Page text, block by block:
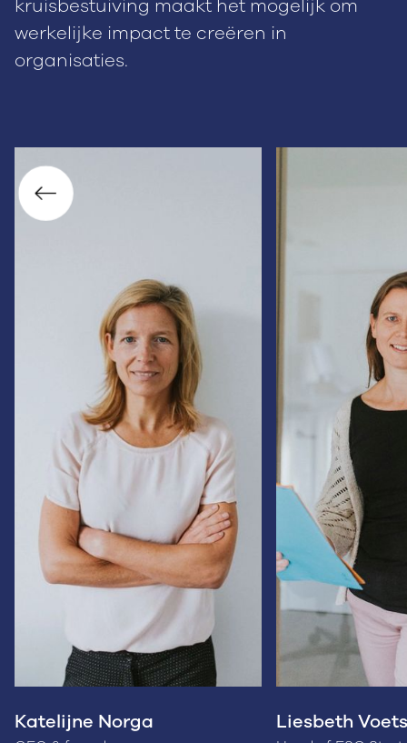
kruisbestuiving maakt het mogelijk om
werkelijke impact te creëren in
organisaties.
Katelijne Norga Liesbeth Voets